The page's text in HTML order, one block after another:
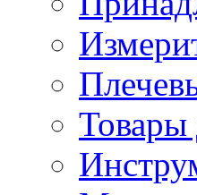
Товары